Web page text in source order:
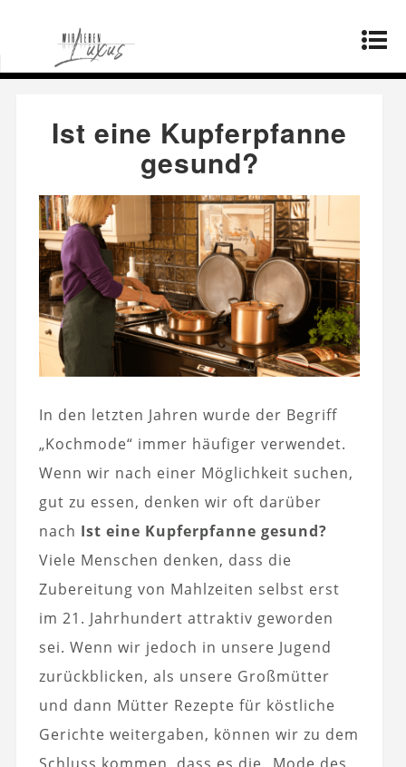
Startseite»
Ist eine Kupferpfanne
gesund?
Ist eine Kupferpfanne
gesund?
In den letzten Jahren wurde der Begriff
„Kochmode“ immer häufiger verwendet.
Wenn wir nach einer Möglichkeit suchen,
gut zu essen, denken wir oft darüber
nach Ist eine Kupferpfanne gesund?
Viele Menschen denken, dass die
Zubereitung von Mahlzeiten selbst erst
im 21. Jahrhundert attraktiv geworden
sei. Wenn wir jedoch in unsere Jugend
zurückblicken, als unsere Großmütter
und dann Mütter Rezepte für köstliche
Gerichte weitergaben, können wir zu dem